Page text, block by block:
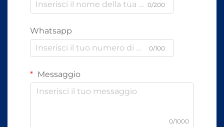
0/200
Whatsapp
0/100
Messaggio
0/1000